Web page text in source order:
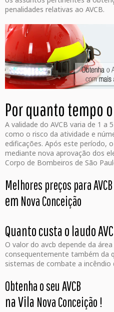
penalidades relativas ao AVCB.
Por quanto tempo
A validade do AVCB varia de 1 a
como o risco da atividade e
edificações. Após este período,
mediante nova aprovação dos
Corpo de Bombeiros de São
Melhores preços para AVCB
em Nova Conceição
Quanto custa o laudo
O valor do avcb depende da
consequentemente também da
sistemas de combate a incêndio
Obtenha o seu AVCB
na Vila Nova Conceição !